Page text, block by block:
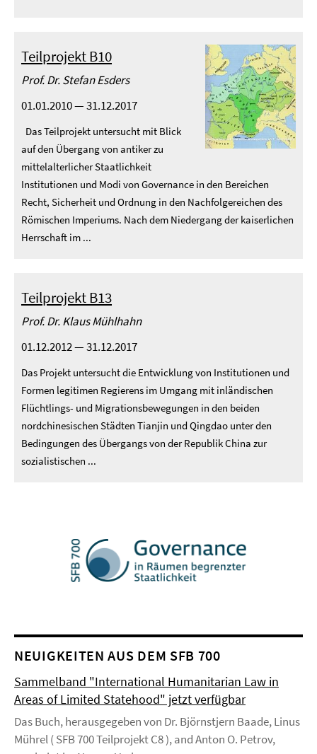
Teilprojekt B10
Prof. Dr. Stefan Esders
01.01.2010 — 31.12.2017
Das Teilprojekt untersucht mit Blick
auf den Übergang von antiker zu
mittelalterlicher Staatlichkeit
Institutionen und Modi von Governance in den Bereichen
Recht, Sicherheit und Ordnung in den Nachfolgereichen des
Römischen Imperiums. Nach dem Niedergang der kaiserlichen
Herrschaft im ...
Teilprojekt B13
Prof. Dr. Klaus Mühlhahn
01.12.2012 — 31.12.2017
Das Projekt untersucht die Entwicklung von Institutionen und
Formen legitimen Regierens im Umgang mit inländischen
Flüchtlings- und Migrationsbewegungen in den beiden
nordchinesischen Städten Tianjin und Qingdao unter den
Bedingungen des Übergangs von der Republik China zur
sozialistischen ...
NEUIGKEITEN AUS DEM SFB 700
Sammelband "International Humanitarian Law in
Areas of Limited Statehood" jetzt verfügbar
Das Buch, herausgegeben von Dr. Björnstjern Baade, Linus
Mührel ( SFB 700 Teilprojekt C8 ), and Anton O. Petrov,